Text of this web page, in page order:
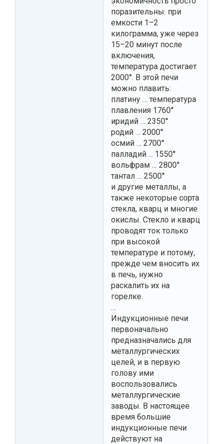
поразительны: при
емкости 1–2
килограмма, уже через
15–20 минут после
включения,
температура достигает
2000°. В этой печи
можно плавить:
платину … температура
плавления 1760°
иридий … 2350°
родий … 2000°
осмий … 2700°
палладий ... 1550°
вольфрам … 2800°
тантал … 2500°
и другие металлы, а
также некоторые сорта
стекла, кварц и многие
окислы. Стекло и кварц
проводят ток только
при высокой
температуре и потому,
прежде чем вносить их
в печь, нужно
раскалить их на
горелке.
…
Индукционные печи
первоначально
предназначались для
металлургических
целей, и в первую
голову ими
воспользовались
металлургические
заводы. В настоящее
время большие
индукционные печи
действуют на